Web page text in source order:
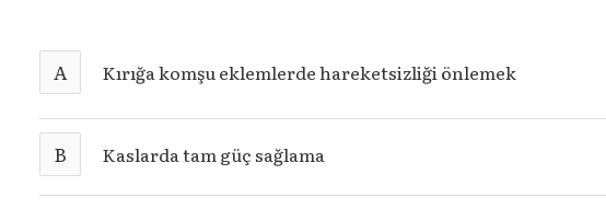
A Kırığa komşu eklemlerde hareketsizliği önlemek
B Kaslarda tam güç sağlama